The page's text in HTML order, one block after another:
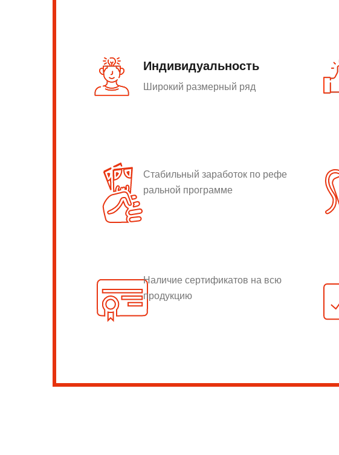
Индивидуальность
Широкий размерный ряд
Стабильный заработок по рефе
ральной программе
Наличие сертификатов на всю
продукцию